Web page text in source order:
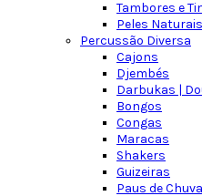
Tambores e
Peles Naturais
Percussão Diversa
Cajons
Djembés
Darbukas |
Bongos
Congas
Maracas
Shakers
Guizeiras
Paus de Chuva